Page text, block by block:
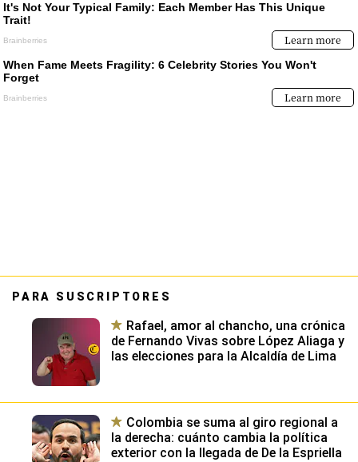
PARA SUSCRIPTORES
Rafael, amor al chancho, una crónica
de Fernando Vivas sobre López Aliaga y
las elecciones para la Alcaldía de Lima
Colombia se suma al giro regional a
la derecha: cuánto cambia la política
exterior con la llegada de De la Espriella